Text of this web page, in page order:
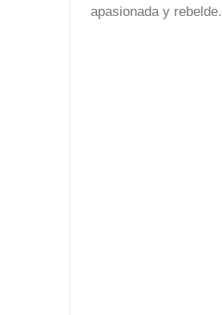
apasionada y rebelde.